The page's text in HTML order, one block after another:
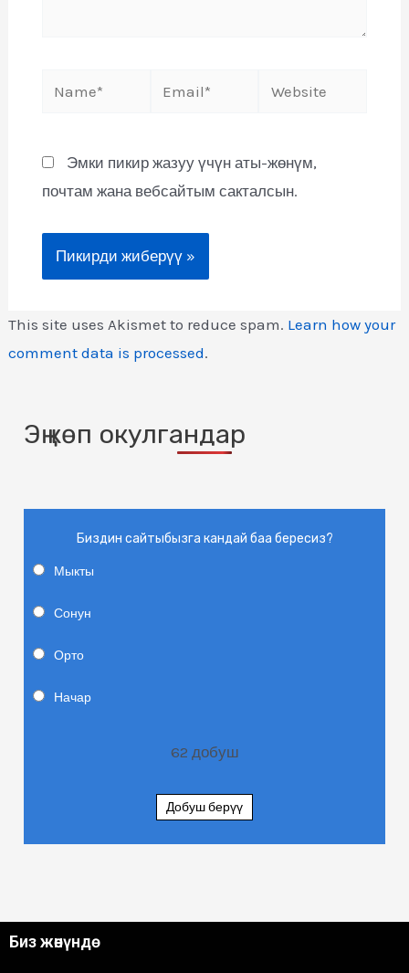
Эмки пикир жазуу үчүн аты-жөнүм,
почтам жана вебсайтым сакталсын.
This site uses Akismet to reduce spam. Learn how your
comment data is processed.
Эң көп окулгандар
Биздин сайтыбызга кандай баа бересиз?
Мыкты
Сонун
Орто
Начар
62 добуш
Добуш берүү
Биз жөнүндө